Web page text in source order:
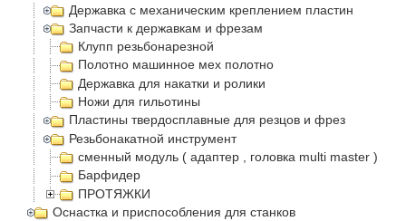
Державка с механическим креплением пластин
Запчасти к державкам и фрезам
Клупп резьбонарезной
Полотно машинное мех полотно
Державка для накатки и ролики
Ножи для гильотины
Пластины твердосплавные для резцов и фрез
Резьбонакатной инструмент
сменный модуль ( адаптер , головка multi master )
Барфидер
ПРОТЯЖКИ
Оснастка и приспособления для станков